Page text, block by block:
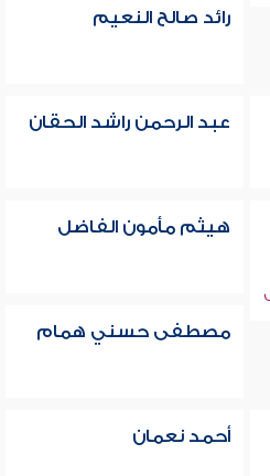
رائد صالح النعيم
عبد الرحمن راشد الحقان
هيثم مأمون الفاضل
مصطفى حسني همام
أحمد نعمان